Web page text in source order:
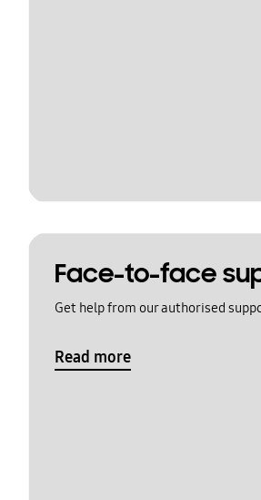
Face-to-face
Get help from our authorised
Read more